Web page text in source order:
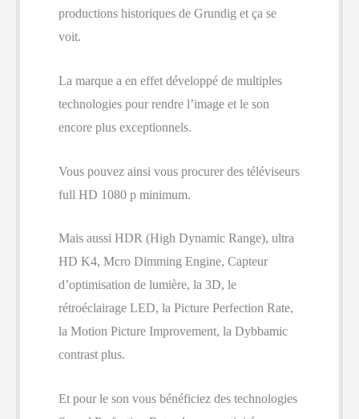
productions historiques de Grundig et ça se
voit.
La marque a en effet développé de multiples
technologies pour rendre l’image et le son
encore plus exceptionnels.
Vous pouvez ainsi vous procurer des téléviseurs
full HD 1080 p minimum.
Mais aussi HDR (High Dynamic Range), ultra
HD K4, Mcro Dimming Engine, Capteur
d’optimisation de lumière, la 3D, le
rétroéclairage LED, la Picture Perfection Rate,
la Motion Picture Improvement, la Dybbamic
contrast plus.
Et pour le son vous bénéficiez des technologies